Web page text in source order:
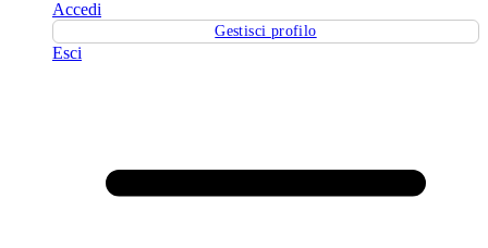
Accedi
Gestisci profilo
Esci